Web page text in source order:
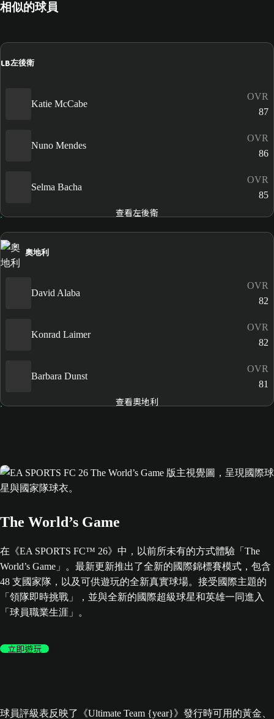
相似的球員
LB左後衛
Katie McCabe
OVR
87
Nuno Mendes
OVR
86
Selma Bacha
OVR
85
查看左後衛
奧地利
David Alaba
OVR
82
Konrad Laimer
OVR
82
Barbara Dunst
OVR
81
查看奧地利
The World’s Game
在《EA SPORTS FC™ 26》中，以前所未有的方式體驗「The
World’s Game」。最新更新推出了全新的國際錦標賽模式，包含
48 支國家隊，以及可供遊玩的全新真實球場。接受國際主題的
「領隊即時挑戰」，並與全新的國際超級球星和英雄一同進入
「球員職業生涯」。
立即遊玩
球員評級表反映了《Ultimate Team {year}》發行時可用的黃金、